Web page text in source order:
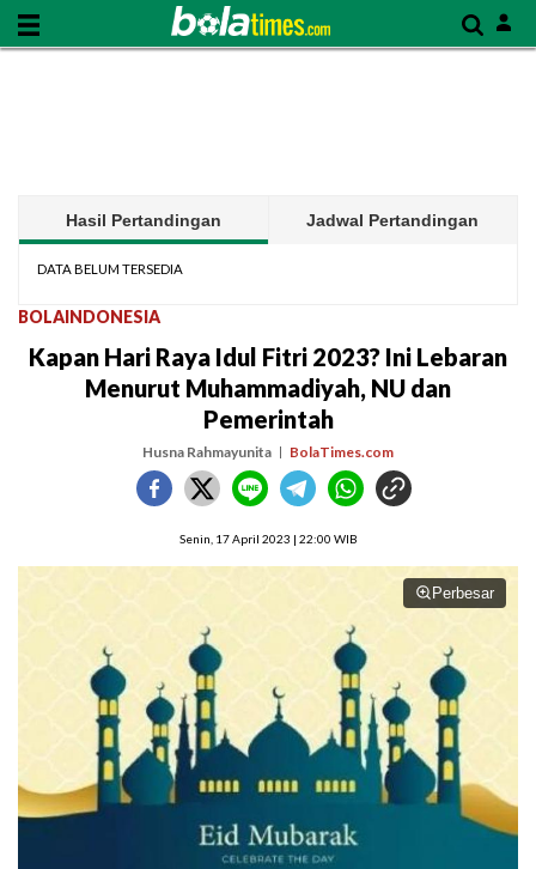
Hasil Pertandingan Jadwal Pertandingan
DATA BELUM TERSEDIA
BOLAINDONESIA
Kapan Hari Raya Idul Fitri 2023? Ini Lebaran
Menurut Muhammadiyah, NU dan
Pemerintah
Husna Rahmayunita BolaTimes.com
Senin, 17 April 2023 | 22:00 WIB
Perbesar